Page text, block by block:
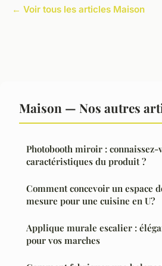
← Voir tous les articles Maison
Maison — Nos autres
Photobooth miroir : connaissez-
caractéristiques du produit ?
Comment concevoir un espace
mesure pour une cuisine en U?
Applique murale escalier :
pour vos marches